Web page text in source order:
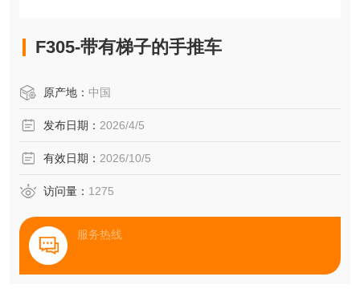
F305-带有梯子的手推车
原产地： 中国
发布日期： 2026/4/5
有效日期： 2026/10/5
访问量： 1275
服务热线